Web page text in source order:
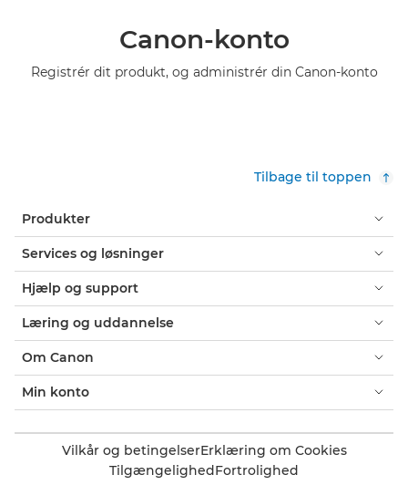
Canon-konto
Registrér dit produkt, og administrér din Canon-konto
Tilbage til toppen
Produkter
Services og løsninger
Hjælp og support
Læring og uddannelse
Om Canon
Min konto
Vilkår og betingelserErklæring om Cookies
TilgængelighedFortrolighed